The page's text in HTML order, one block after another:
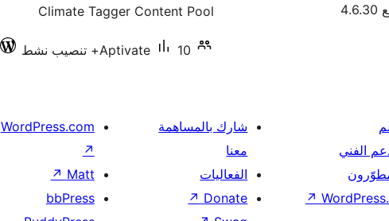
Climate Tagger Content Pool
Aptivate 10+ تنصيب نشط
الفني
↗
شارك بالمساهمة
معنا
الفعاليات
Donate
↗
WordPress.com
↗
Matt
↗
bbPress